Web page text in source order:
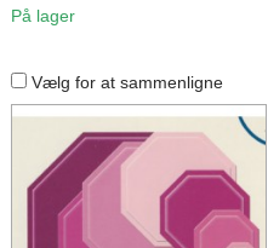
På lager
Vælg for at sammenligne